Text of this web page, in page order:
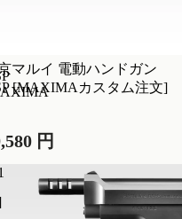
マルイ 電動ハンドガン
[MAXIMAカスタム注文]
円